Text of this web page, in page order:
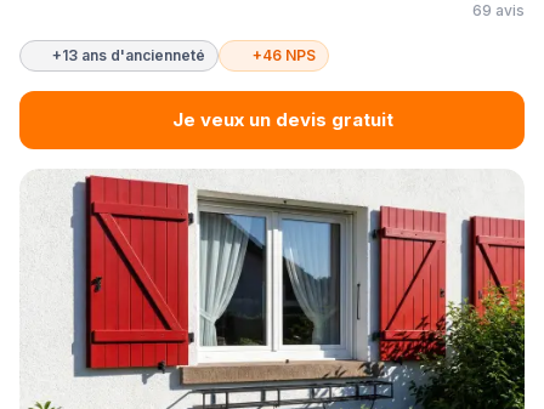
69 avis
+13 ans d'ancienneté +46 NPS
Je veux un devis gratuit